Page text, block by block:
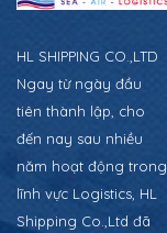
HL SHIPPING CO.,LTD
Ngay từ ngày đầu
tiên thành lập, cho
đến nay sau nhiều
năm hoạt động trong
lĩnh vực Logistics, HL
Shipping Co.,Ltd đã